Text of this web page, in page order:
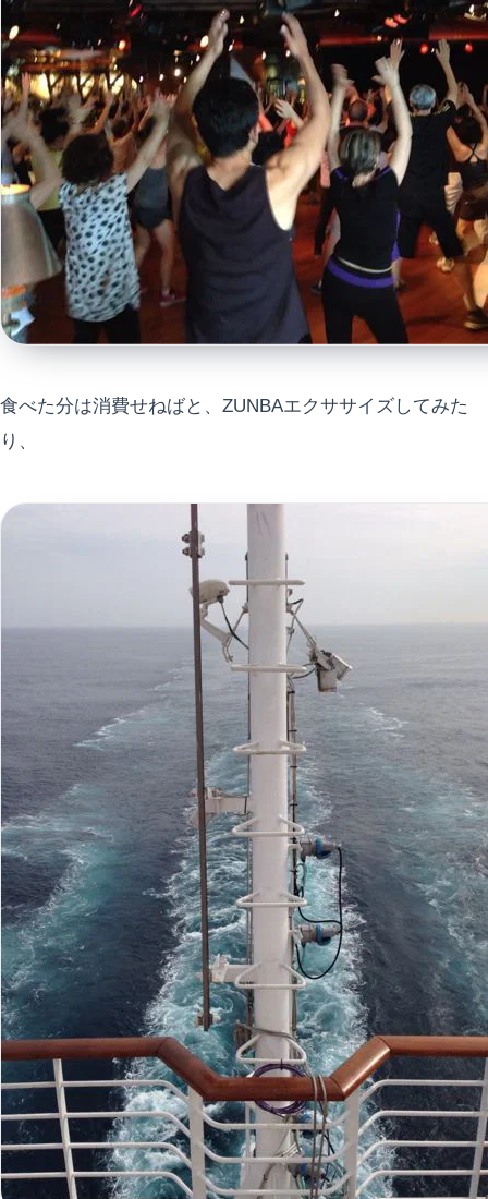
食べた分は消費せねばと、ZUNBAエクササイズしてみた
り、